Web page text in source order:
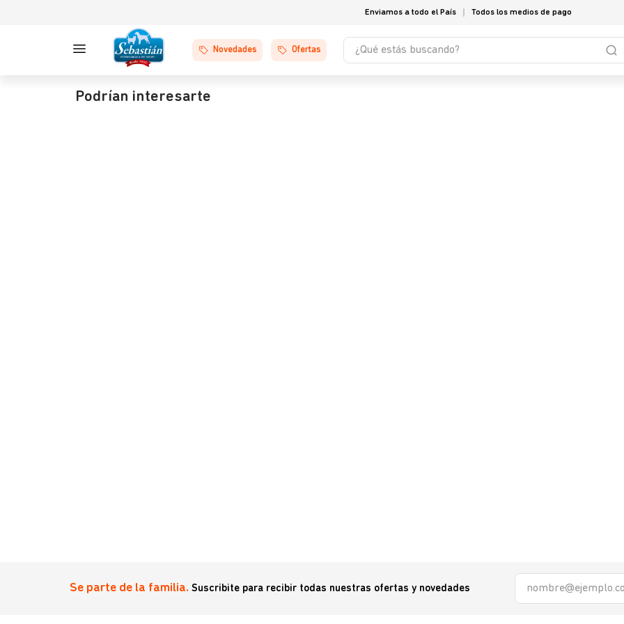
Enviamos a todo el País Todos los medios de pago
Novedades Ofertas
¿Qué estás buscando?
Podrían interesarte
Se parte de la familia. Suscribite para recibir todas nuestras ofertas y novedades